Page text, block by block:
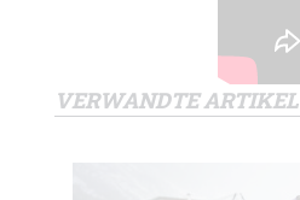
VERWANDTE ARTIKEL